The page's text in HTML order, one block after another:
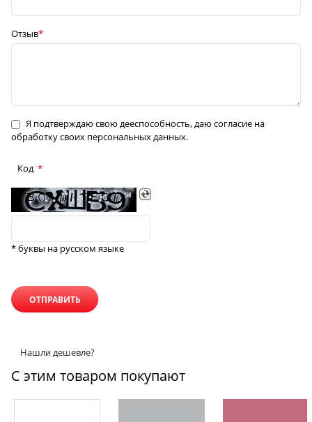
Отзыв
Я подтверждаю свою дееспособность, даю согласие на
обработку своих персональных данных.
Код
* буквы на русском языке
Нашли дешевле?
С этим товаром покупают